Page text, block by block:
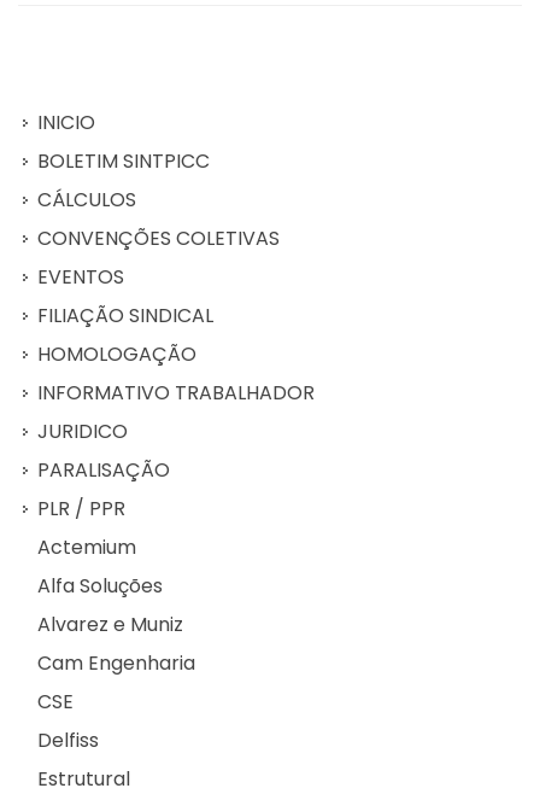
INICIO
BOLETIM SINTPICC
CÁLCULOS
CONVENÇÕES COLETIVAS
EVENTOS
FILIAÇÃO SINDICAL
HOMOLOGAÇÃO
INFORMATIVO TRABALHADOR
JURIDICO
PARALISAÇÃO
PLR / PPR
Actemium
Alfa Soluções
Alvarez e Muniz
Cam Engenharia
CSE
Delfiss
Estrutural